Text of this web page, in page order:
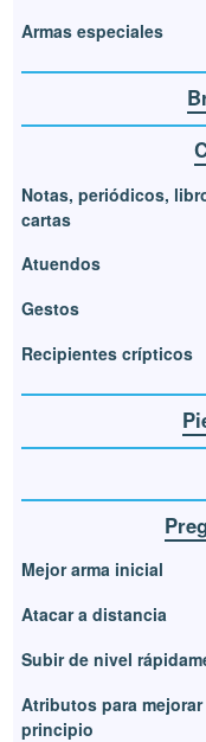
Armas especiales
Notas, periódicos,
cartas
Atuendos
Gestos
Recipientes crípticos
Mejor arma inicial
Atacar a distancia
Subir de nivel
Atributos para mejorar
principio